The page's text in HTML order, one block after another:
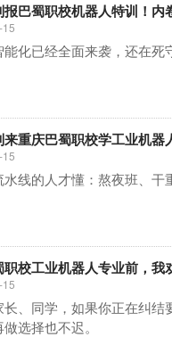
报巴蜀职校机器人特训！
能化已经全面来袭，还在死
重庆巴蜀职校学工业机器
线的人才懂：熬夜班、干
职校工业机器人专业前，我
长、同学，如果你正在纠
选择也不迟。